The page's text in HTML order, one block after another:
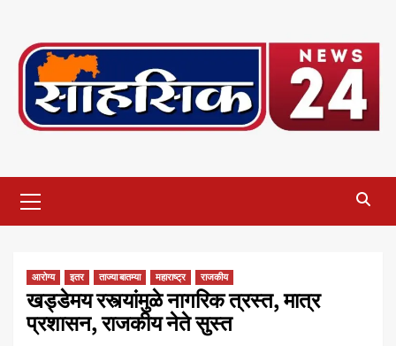
content
Menu
आरोग्य इतर ताज्या बातम्या महाराष्ट्र राजकीय
खड्डेमय रस्त्यांमुळे नागरिक त्रस्त, मात्र
प्रशासन, राजकीय नेते सुस्त